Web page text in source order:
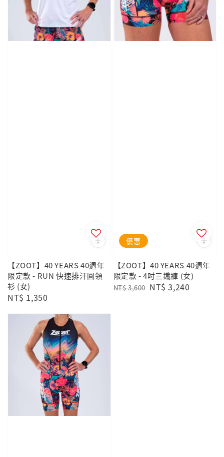
【ZOOT】40 YEARS 40週年
限定款 - RUN 快速排汗圓領
衫 (女)
Regular
NT$ 1,350
優惠
【ZOOT】40 YEARS 40週年
限定款 - 4吋三鐵褲 (女)
Regular
NT$ 3,600 Sale
NT$ 3,240